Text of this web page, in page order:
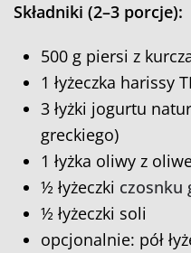
Składniki (2–3 porcje):
500 g piersi z
1 łyżeczka harissy
3 łyżki jogurtu
greckiego)
1 łyżka oliwy z
½ łyżeczki czosnku
½ łyżeczki soli
opcjonalnie: pół